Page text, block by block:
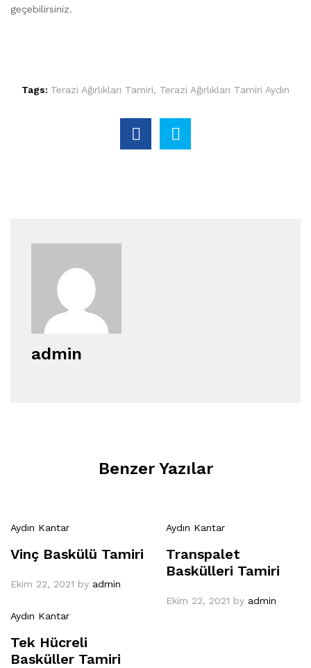
geçebilirsiniz.
Tags: Terazi Ağırlıkları Tamiri, Terazi Ağırlıkları Tamiri Aydın
admin
Benzer Yazılar
Aydın Kantar
Vinç Baskülü Tamiri
Ekim 22, 2021 by admin
Aydın Kantar
Transpalet
Baskülleri Tamiri
Ekim 22, 2021 by admin
Aydın Kantar
Tek Hücreli
Basküller Tamiri